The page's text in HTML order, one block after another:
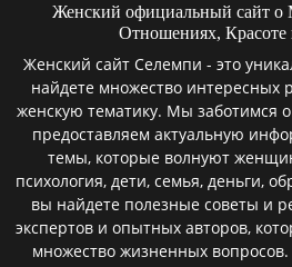
Женский официальный сайт
Отношениях, Красоте
Женский сайт Селемпи - это
найдете множество интересных
женскую тематику. Мы заботимся
предоставляем актуальную
темы, которые волнуют
психология, дети, семья, деньги,
вы найдете полезные советы и
экспертов и опытных авторов,
множество жизненных